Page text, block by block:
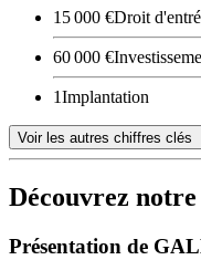
15 000 €Droit
60 000 €
1Implantation
Voir les autres chiffres clés
Découvrez
Présentation de